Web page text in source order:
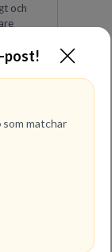
post!
som matchar
och